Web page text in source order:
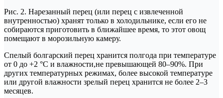
Рис. 2. Нарезанный перец (или перец с извлеченной
внутренностью) хранят только в холодильнике, если его не
собираются приготовить в ближайшее время, то этот овощ
помещают в морозильную камеру.
Спелый болгарский перец хранится полгода при температуре
от 0 до +2 °C и влажности,не превышающей 80–90%. При
других температурных режимах, более высокой температуре
или другой влажности зрелый перец хранится не более 2–3
месяцев.